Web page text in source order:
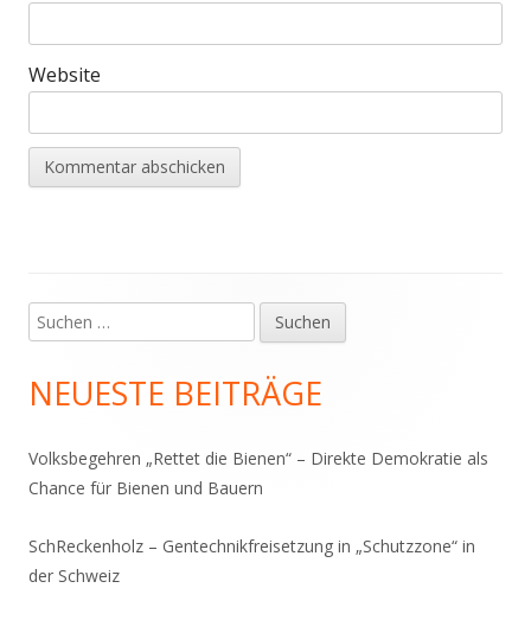
Website
Haupt-
Seitenleiste
Suchen
nach:
NEUESTE BEITRÄGE
Volksbegehren „Rettet die Bienen“ – Direkte Demokratie als
Chance für Bienen und Bauern
SchReckenholz – Gentechnikfreisetzung in „Schutzzone“ in
der Schweiz